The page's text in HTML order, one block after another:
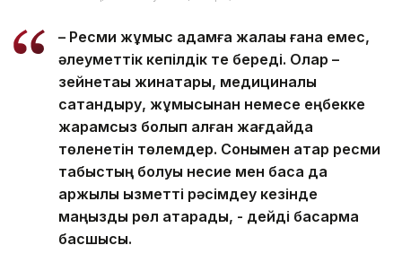
– Ресми жұмыс адамға жалақы ғана емес,
әлеуметтік кепілдік те береді. Олар –
зейнетақы жинақтары, медициналық
сақтандыру, жұмысынан немесе еңбекке
жарамсыз болып қалған жағдайда
төленетін төлемдер. Сонымен қатар ресми
табыстың болуы несие мен басқа да
қаржылық қызметті рәсімдеу кезінде
маңызды рөл атқарады, - дейді басқарма
басшысы.